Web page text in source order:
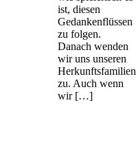
ist, diesen
Gedankenflüssen
zu folgen.
Danach wenden
wir uns unseren
Herkunftsfamilien
zu. Auch wenn
wir […]